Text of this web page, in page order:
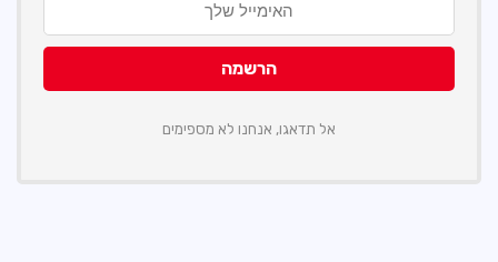
אל תדאגו, אנחנו לא מספימים